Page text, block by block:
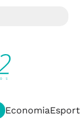
Economia